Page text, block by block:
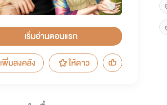
เริ่มอ่านตอนแรก
เพิ่มลงคลัง
ให้ดาว